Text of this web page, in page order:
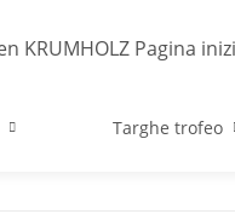
Targhe trofeo